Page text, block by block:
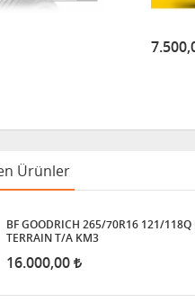
Ürünler
BF GOODRICH 265/70R16 121/118Q
TERRAIN T/A KM3
16.000,00